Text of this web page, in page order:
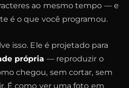
ao mesmo tempo — e
é o que você programou.
isso. Ele é projetado para
própria — reproduzir o
chegou, sem cortar, sem
É como ver uma foto em